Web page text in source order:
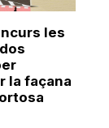
les
la façana